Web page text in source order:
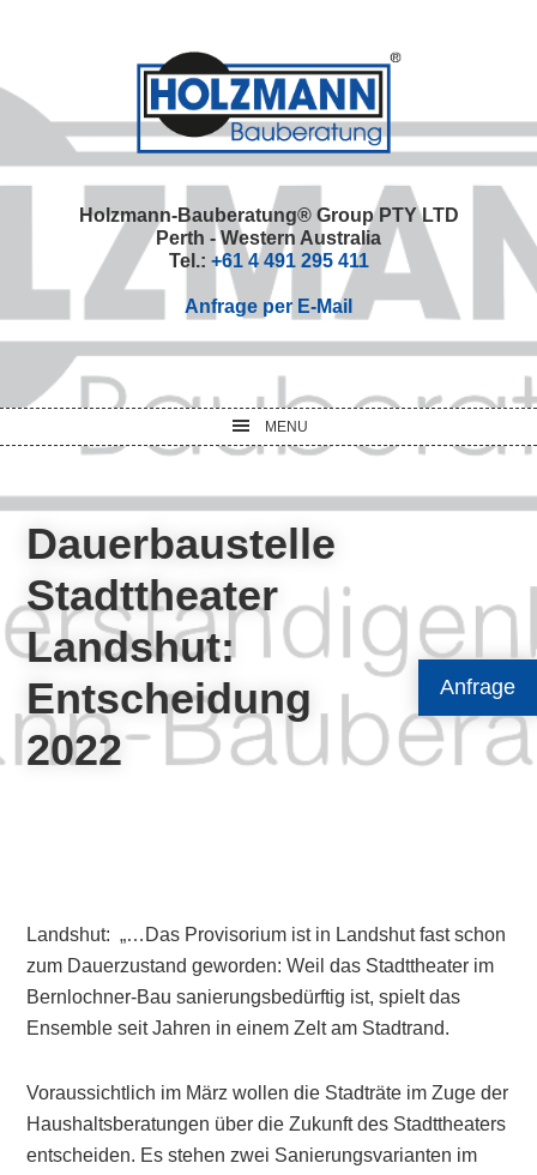
Anfrage
navigation
content
sidebar
Holzmann-Bauberatung® Group PTY LTD
Perth - Western Australia
Tel.: +61 4 491 295 411
Anfrage per E-Mail
MENU
Dauerbaustelle
Stadttheater
Landshut:
Entscheidung
2022
Landshut: „…Das Provisorium ist in Landshut fast schon
zum Dauerzustand geworden: Weil das Stadttheater im
Bernlochner-Bau sanierungsbedürftig ist, spielt das
Ensemble seit Jahren in einem Zelt am Stadtrand.
Voraussichtlich im März wollen die Stadträte im Zuge der
Haushaltsberatungen über die Zukunft des Stadttheaters
entscheiden. Es stehen zwei Sanierungsvarianten im